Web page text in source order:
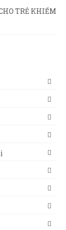
TRẺ KHIẾM